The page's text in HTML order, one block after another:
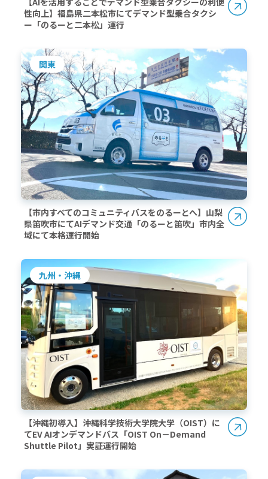
性向上】福島県二本松市にてデマンド型乗合タクシ
ー「のるーと二本松」運行
関東
【市内すべてのコミュニティバスをのるーとへ】山梨
県笛吹市にてAIデマンド交通「のるーと笛吹」市内全
域にて本格運行開始
九州・沖縄
【沖縄初導入】沖縄科学技術大学院大学（OIST）に
てEV AIオンデマンドバス「OIST On－Demand
Shuttle Pilot」実証運行開始